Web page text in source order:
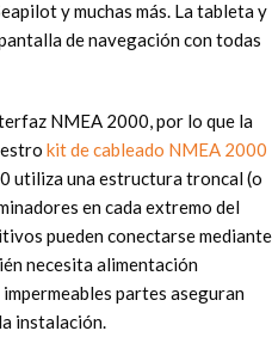
y muchas más. La tableta y
de navegación con todas
NMEA 2000, por lo que la
kit de cableado NMEA 2000
utiliza una estructura troncal (o
en cada extremo del
pueden conectarse mediante
necesita alimentación
partes aseguran
instalación.